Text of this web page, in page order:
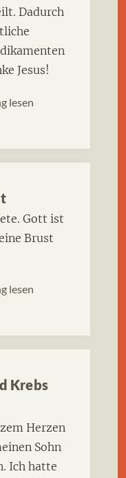
Dadurch
Jesus!
lesen
Gott ist
Brust
lesen
Krebs
Herzen
Sohn
Ich hatte